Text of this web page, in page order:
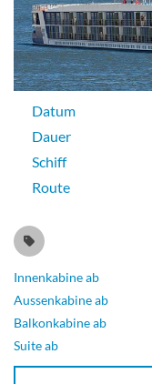
Datum
Dauer
Schiff
Route
Innenkabine ab
Aussenkabine ab
Balkonkabine ab
Suite ab